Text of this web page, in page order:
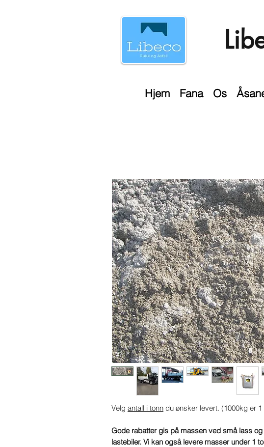
Hjem Fana Os
Velg antall i tonn du ønsker levert. (1000kg er 1
Gode rabatter gis på massen ved små lass
lastebiler. Vi kan også levere masser under 1